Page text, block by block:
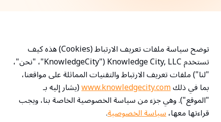
توضح سياسة ملفات تعريف الارتباط (Cookies) هذه كيف
تستخدم Knowledge City, LLC ("KnowledgeCity"، "نحن"،
"لنا") ملفات تعريف الارتباط والتقنيات المماثلة على مواقعنا،
بما في ذلكwww.knowledgecity.com(يشار إليه بـ
"الموقع"). وهي جزء من سياسة الخصوصية الخاصة بنا، ويجب
قراءتها معها،سياسة الخصوصية.